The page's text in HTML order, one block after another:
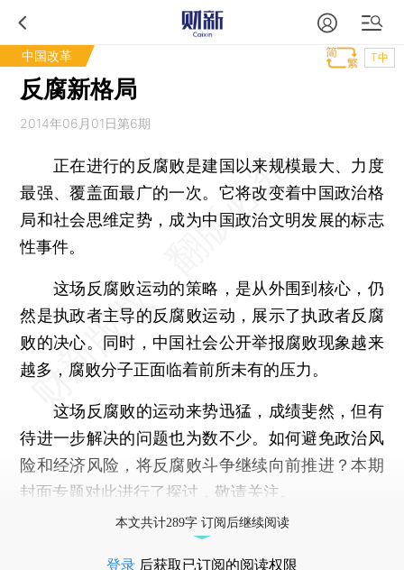
中国改革 T中
反腐新格局
2014年06月01日第6期
正在进行的反腐败是建国以来规模最大、力度
最强、覆盖面最广的一次。它将改变着中国政治格
局和社会思维定势，成为中国政治文明发展的标志
性事件。
这场反腐败运动的策略，是从外围到核心，仍
然是执政者主导的反腐败运动，展示了执政者反腐
败的决心。同时，中国社会公开举报腐败现象越来
越多，腐败分子正面临着前所未有的压力。
这场反腐败的运动来势迅猛，成绩斐然，但有
待进一步解决的问题也为数不少。如何避免政治风
险和经济风险，将反腐败斗争继续向前推进？本期
封面专题对此进行了探讨，敬请关注。
本文共计289字 订阅后继续阅读
登录 后获取已订阅的阅读权限